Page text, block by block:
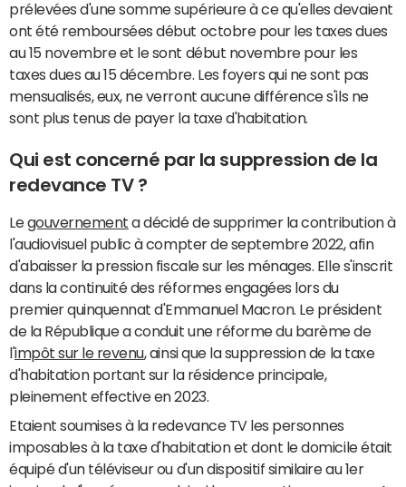
prélevées d'une somme supérieure à ce qu'elles devaient
ont été remboursées début octobre pour les taxes dues
au 15 novembre et le sont début novembre pour les
taxes dues au 15 décembre. Les foyers qui ne sont pas
mensualisés, eux, ne verront aucune différence s'ils ne
sont plus tenus de payer la taxe d'habitation.
Qui est concerné par la suppression de la
redevance TV ?
Legouvernement a décidé de supprimer la contribution à
l'audiovisuel public à compter de septembre 2022, afin
d'abaisser la pression fiscale sur les ménages. Elle s'inscrit
dans la continuité des réformes engagées lors du
premier quinquennat d'Emmanuel Macron. Le président
de la République a conduit une réforme du barème de
l'impôt sur le revenu, ainsi que la suppression de la taxe
d'habitation portant sur la résidence principale,
pleinement effective en 2023.
Etaient soumises à la redevance TV les personnes
imposables à la taxe d'habitation et dont le domicile était
équipé d'un téléviseur ou d'un dispositif similaire au 1er